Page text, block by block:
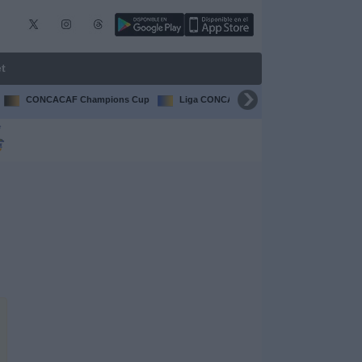
CONCACAF Champions Cup Liga CONCACAF